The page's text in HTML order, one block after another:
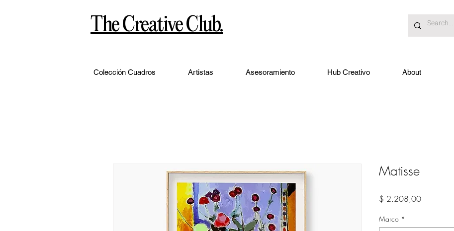
The Creative Club.
Colección Cuadros Artistas Asesoramiento Hub Creativo About
Matisse
$ 2.208,00Precio
Marco *